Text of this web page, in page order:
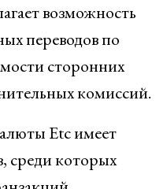
возможность
переводов по
сторонних
комиссий.
Etc имеет
среди которых